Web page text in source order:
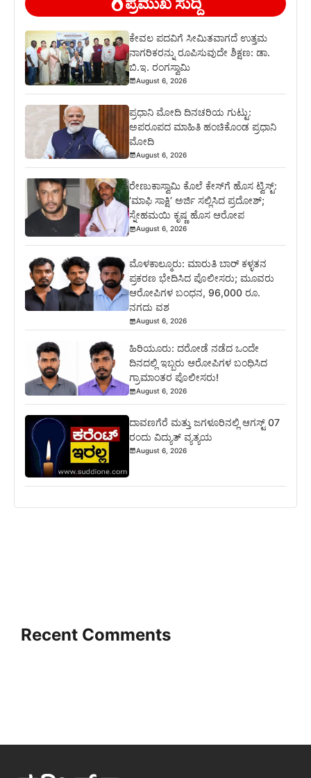
ಕೇವಲ ಪದವಿಗೆ ಸೀಮಿತವಾಗದೆ ಉತ್ತಮ
ನಾಗರಿಕರನ್ನು ರೂಪಿಸುವುದೇ ಶಿಕ್ಷಣ: ಡಾ.
ಬಿ.ಇ. ರಂಗಸ್ವಾಮಿ
August 6, 2026
ಪ್ರಧಾನಿ ಮೋದಿ ದಿನಚರಿಯ ಗುಟ್ಟು:
ಅಪರೂಪದ ಮಾಹಿತಿ ಹಂಚಿಕೊಂಡ ಪ್ರಧಾನಿ
ಮೋದಿ
August 6, 2026
ರೇಣುಕಾಸ್ವಾಮಿ ಕೊಲೆ ಕೇಸ್‌ಗೆ ಹೊಸ ಟ್ವಿಸ್ಟ್:
‘ಮಾಫಿ ಸಾಕ್ಷಿ’ ಅರ್ಜಿ ಸಲ್ಲಿಸಿದ ಪ್ರದೋಶ್;
ಸ್ನೇಹಮಯಿ ಕೃಷ್ಣ ಹೊಸ ಆರೋಪ
August 6, 2026
ಮೊಳಕಾಲ್ಮೂರು: ಮಾರುತಿ ಬಾರ್ ಕಳ್ಳತನ
ಪ್ರಕರಣ ಭೇದಿಸಿದ ಪೊಲೀಸರು; ಮೂವರು
ಆರೋಪಿಗಳ ಬಂಧನ, 96,000 ರೂ.
ನಗದು ವಶ
August 6, 2026
ಹಿರಿಯೂರು: ದರೋಡೆ ನಡೆದ ಒಂದೇ
ದಿನದಲ್ಲಿ ಇಬ್ಬರು ಆರೋಪಿಗಳ ಬಂಧಿಸಿದ
ಗ್ರಾಮಾಂತರ ಪೊಲೀಸರು!
August 6, 2026
ದಾವಣಗೆರೆ ಮತ್ತು ಜಗಳೂರಿನಲ್ಲಿ ಆಗಸ್ಟ್ 07
ರಂದು ವಿದ್ಯುತ್ ವ್ಯತ್ಯಯ
August 6, 2026
Recent Comments